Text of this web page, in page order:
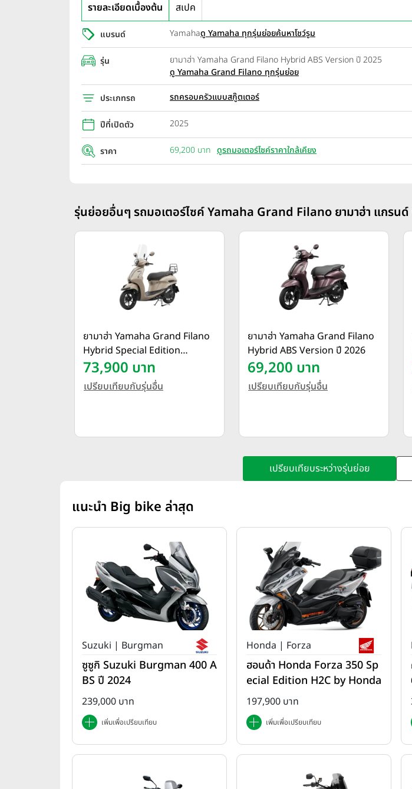
รายละเอียดเบื้องต้น สเปค
แบรนด์ Yamahaดู Yamaha ทุกรุ่นย่อยค้นหาโชว์รูม
รุ่น
ยามาฮ่า Yamaha Grand Filano Hybrid ABS Version ปี 2025
ดู Yamaha Grand Filano ทุกรุ่นย่อย
ประเภทรถ รถครอบครัวแบบสกู๊ตเตอร์
ปีที่เปิดตัว 2025
ราคา 69,200 บาท ดูรถมอเตอร์ไซค์ราคาใกล้เคียง
รุ่นย่อยอื่นๆ รถมอเตอร์ไซค์ Yamaha Grand Filano ยามาฮ่า แกรนด์
ยามาฮ่า Yamaha Grand Filano
Hybrid Special Edition
Outdoor Fashion ปี 2026
73,900 บาท
เปรียบเทียบกับรุ่นอื่น
ยามาฮ่า Yamaha Grand Filano
Hybrid ABS Version ปี 2026
69,200 บาท
เปรียบเทียบกับรุ่นอื่น
เปรียบเทียบระหว่างรุ่นย่อย
แนะนำ Big bike ล่าสุด
Suzuki | Burgman
ซูซูกิ Suzuki Burgman 400 A
BS ปี 2024
239,000 บาท
เพิ่มเพื่อเปรียบเทียบ
Honda | Forza
ฮอนด้า Honda Forza 350 Sp
ecial Edition H2C by Honda
ปี 2025
197,900 บาท
เพิ่มเพื่อเปรียบเทียบ